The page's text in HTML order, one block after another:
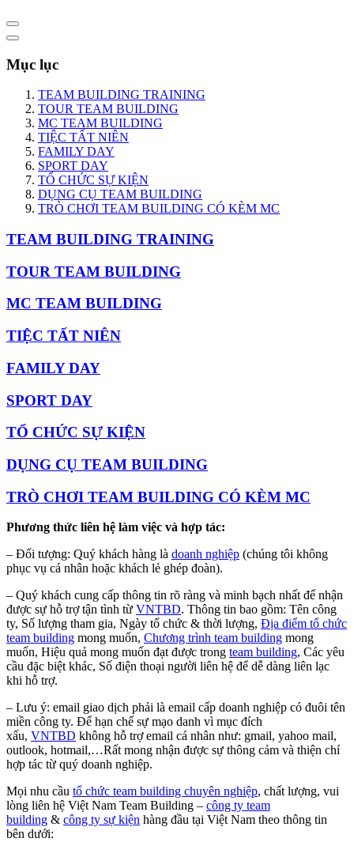
Mục lục
TEAM BUILDING TRAINING
TOUR TEAM BUILDING
MC TEAM BUILDING
TIỆC TẤT NIÊN
FAMILY DAY
SPORT DAY
TỔ CHỨC SỰ KIỆN
DỤNG CỤ TEAM BUILDING
TRÒ CHƠI TEAM BUILDING CÓ KÈM MC
TEAM BUILDING TRAINING
TOUR TEAM BUILDING
MC TEAM BUILDING
TIỆC TẤT NIÊN
FAMILY DAY
SPORT DAY
TỔ CHỨC SỰ KIỆN
DỤNG CỤ TEAM BUILDING
TRÒ CHƠI TEAM BUILDING CÓ KÈM MC
Phương thức liên hệ làm việc và hợp tác:
– Đối tượng: Quý khách hàng là doanh nghiệp (chúng tôi không
phục vụ cá nhân hoặc khách lẻ ghép đoàn).
– Quý khách cung cấp thông tin rõ ràng và minh bạch nhất để nhận
được sự hỗ trợ tận tình từ VNTBD. Thông tin bao gồm: Tên công
ty, Số lượng tham gia, Ngày tổ chức & thời lượng, Địa điểm tổ chức
team building mong muốn, Chương trình team building mong
muốn, Hiệu quả mong muốn đạt được trong team building, Các yêu
cầu đặc biệt khác, Số điện thoại người liên hệ để dễ dàng liên lạc
khi hỗ trợ.
– Lưu ý: email giao dịch phải là email cấp doanh nghiệp có đuôi tên
miền công ty. Để hạn chế sự mạo danh vì mục đích
xấu, VNTBD không hỗ trợ email cá nhân như: gmail, yahoo mail,
outlook, hotmail,…Rất mong nhận được sự thông cảm và thiện chí
hợp tác từ quý doanh nghiệp.
Mọi nhu cầu tổ chức team building chuyên nghiệp, chất lượng, vui
lòng liên hệ Việt Nam Team Building – công ty team
building & công ty sự kiện hàng đầu tại Việt Nam theo thông tin
bên dưới: